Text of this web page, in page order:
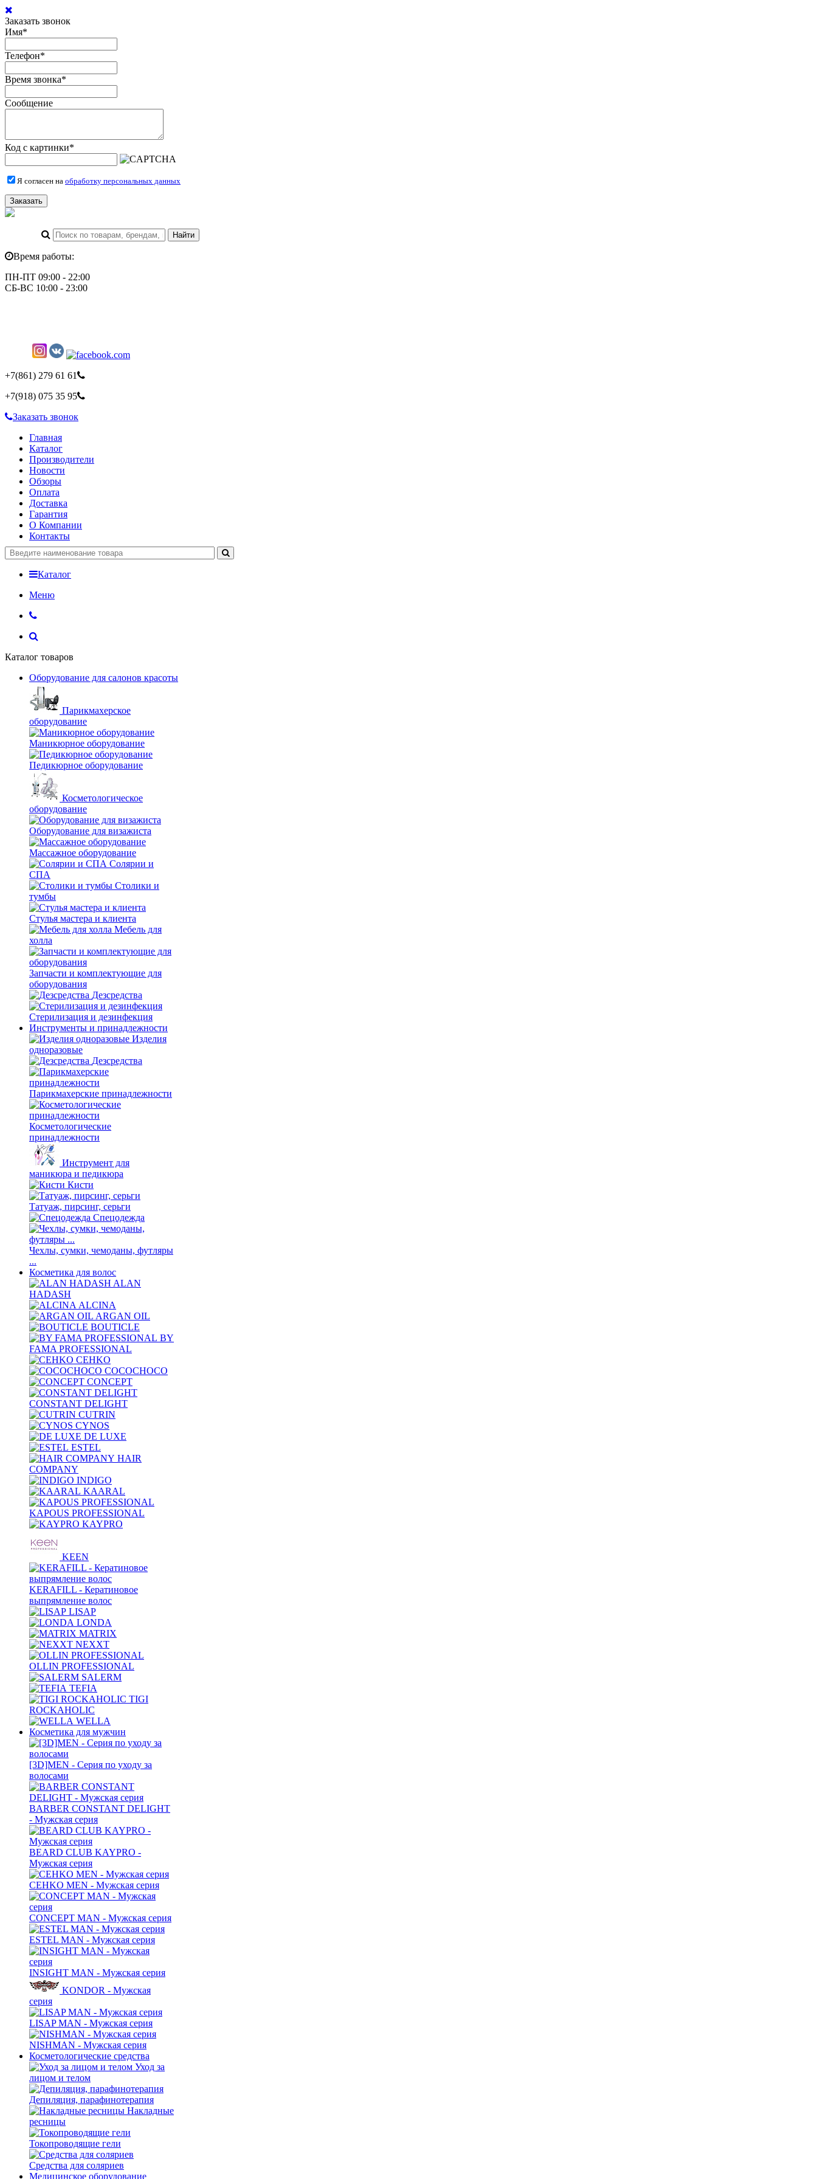
Заказать звонок
Имя*
Телефон*
Время звонка*
Сообщение
Код с картинки*
Я согласен на обработку персональных данных
Заказать
Время работы:
ПН-ПТ 09:00 - 22:00
СБ-ВС 10:00 - 23:00
+7(861) 279 61 61
+7(918) 075 35 95
Заказать звонок
Главная
Каталог
Производители
Новости
Обзоры
Оплата
Доставка
Гарантия
О Компании
Контакты
Каталог
Меню
Каталог товаров
Оборудование для салонов красоты
Парикмахерское
оборудование
Маникюрное оборудование
Педикюрное оборудование
Косметологическое
оборудование
Оборудование для визажиста
Массажное оборудование
Солярии и
СПА
Столики и
тумбы
Стулья мастера и клиента
Мебель для
холла
Запчасти и комплектующие для
оборудования
Дезсредства
Стерилизация и дезинфекция
Инструменты и принадлежности
Изделия
одноразовые
Дезсредства
Парикмахерские принадлежности
Косметологические
принадлежности
Инструмент для
маникюра и педикюра
Кисти
Татуаж, пирсинг, серьги
Спецодежда
Чехлы, сумки, чемоданы, футляры
...
Косметика для волос
ALAN
HADASH
ALCINA
ARGAN OIL
BOUTICLE
BY
FAMA PROFESSIONAL
CEHKO
COCOCHOCO
CONCEPT
CONSTANT DELIGHT
CUTRIN
CYNOS
DE LUXE
ESTEL
HAIR
COMPANY
INDIGO
KAARAL
KAPOUS PROFESSIONAL
KAYPRO
KEEN
KERAFILL - Кератиновое
выпрямление волос
LISAP
LONDA
MATRIX
NEXXT
OLLIN PROFESSIONAL
SALERM
TEFIA
TIGI
ROCKAHOLIC
WELLA
Косметика для мужчин
[3D]MEN - Серия по уходу за
волосами
BARBER CONSTANT DELIGHT
- Мужская серия
BEARD CLUB KAYPRO -
Мужская серия
CEHKO MEN - Мужская серия
CONCEPT MAN - Мужская серия
ESTEL MAN - Мужская серия
INSIGHT MAN - Мужская серия
KONDOR - Мужская
серия
LISAP MAN - Мужская серия
NISHMAN - Мужская серия
Косметологические средства
Уход за
лицом и телом
Депиляция, парафинотерапия
Накладные
ресницы
Токопроводящие гели
Средства для соляриев
Медицинское оборудование